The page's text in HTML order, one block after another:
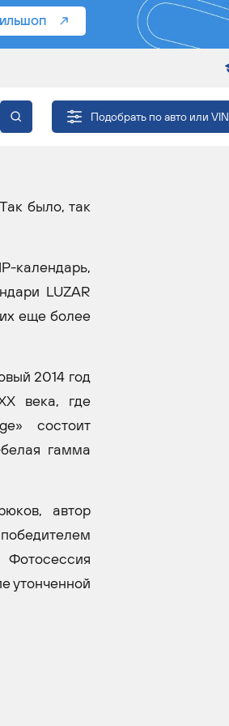
Подобрать по авто или VIN
было, так
календарь,
LUZAR
еще более
2014 год
века, где
состоит
гамма
автор
утонченной